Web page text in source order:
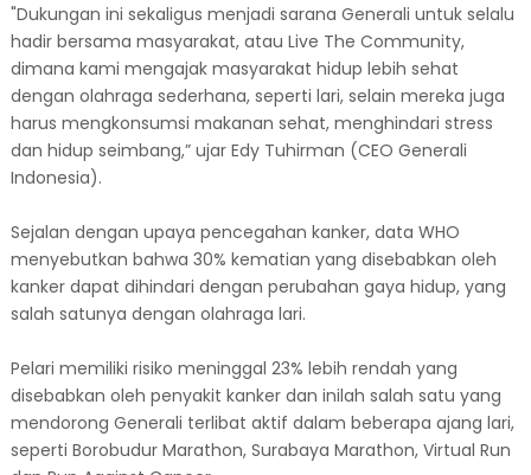
"Dukungan ini sekaligus menjadi sarana Generali untuk selalu
hadir bersama masyarakat, atau Live The Community,
dimana kami mengajak masyarakat hidup lebih sehat
dengan olahraga sederhana, seperti lari, selain mereka juga
harus mengkonsumsi makanan sehat, menghindari stress
dan hidup seimbang,” ujar Edy Tuhirman (CEO Generali
Indonesia).
Sejalan dengan upaya pencegahan kanker, data WHO
menyebutkan bahwa 30% kematian yang disebabkan oleh
kanker dapat dihindari dengan perubahan gaya hidup, yang
salah satunya dengan olahraga lari.
Pelari memiliki risiko meninggal 23% lebih rendah yang
disebabkan oleh penyakit kanker dan inilah salah satu yang
mendorong Generali terlibat aktif dalam beberapa ajang lari,
seperti Borobudur Marathon, Surabaya Marathon, Virtual Run